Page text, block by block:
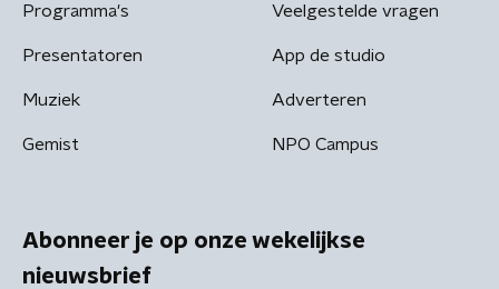
Programma's
Presentatoren
Muziek
Gemist
Veelgestelde vragen
App de studio
Adverteren
NPO Campus
Abonneer je op onze wekelijkse
nieuwsbrief